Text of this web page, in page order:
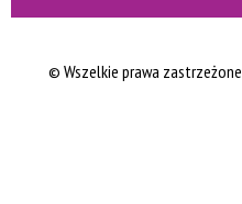
© Wszelkie prawa zastrzeżone